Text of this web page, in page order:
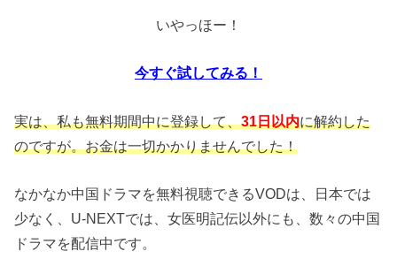
いやっほー！
今すぐ試してみる！
実は、私も無料期間中に登録して、31日以内に解約した
のですが。お金は一切かかりませんでした！
なかなか中国ドラマを無料視聴できるVODは、日本では
少なく、U-NEXTでは、女医明記伝以外にも、数々の中国
ドラマを配信中です。